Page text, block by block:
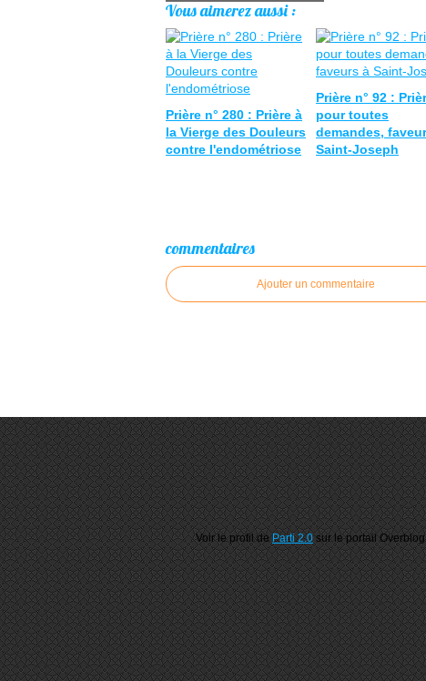
Vous aimerez aussi :
Prière n° 280 : Prière à
la Vierge des Douleurs
contre l'endométriose
Prière n° 92 :
pour toutes
demandes,
Saint-Joseph
commentaires
Ajouter un commentaire
Voir le profil deParti 2.0sur le portail Overblog